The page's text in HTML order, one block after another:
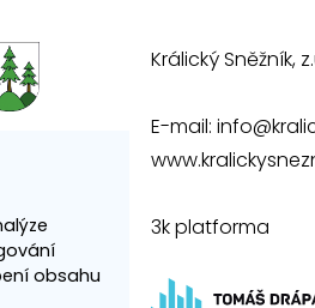
obsahu
Králický Sněžník,
E-mail:
3k platforma